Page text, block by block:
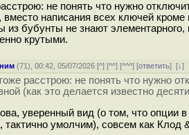
не понять что нужно
вместо написания всех ключей
из бубунты не знают
крутыми.
(71), 00:42, 05/07/2026 [^] [^^] [^^^] [ответить][↓]
расстрою: не понять что нужно
(как это делается известно
уверенный вид (о том, что опции
тактично умолчим), совсем как Клод